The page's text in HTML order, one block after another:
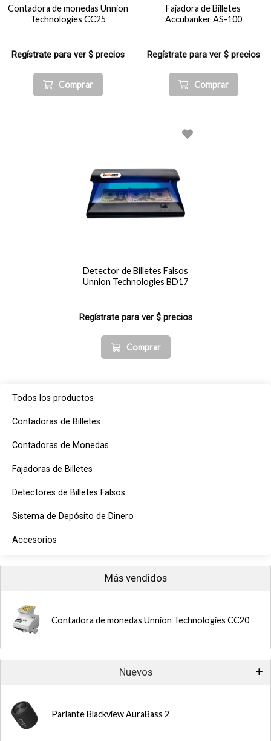
Todos los productos
Contadoras de Billetes
Contadoras de Monedas
Fajadoras de Billetes
Detectores de Billetes Falsos
Sistema de Depósito de Dinero
Accesorios
Más vendidos
Contadora de monedas Unnion Technologies CC20
Nuevos
Parlante Blackview AuraBass 2
Contadora de monedas Unnion
Technologies CC25
Regístrate para ver $ precios
Comprar
Fajadora de Billetes
Accubanker AS-100
Regístrate para ver $ precios
Comprar
Detector de Billetes Falsos
Unnion Technologies BD17
Regístrate para ver $ precios
Comprar